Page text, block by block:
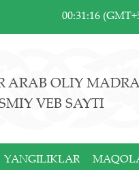
00:31:16
ARAB OLIY
VEB SAYTI
YANGILIKLAR